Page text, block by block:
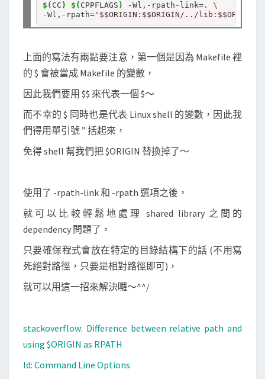
$( CC ) $( CPPFLAGS ) -Wl,-rpath-link=. \
-Wl,-rpath='$$ORIGIN:$$ORIGIN/../
上面的寫法有兩點要注意，第一個是因為 Makefile 裡
的 $ 會被當成 Makefile 的變數，
因此我們要用 $$ 來代表一個 $～
而不幸的 $ 同時也是代表 Linux shell 的變數，因此我
們得用單引號 ” 括起來，
免得 shell 幫我們把 $ORIGIN 替換掉了～
使用了 -rpath-link 和 -rpath 選項之後，
就可以比較輕鬆地處理 shared library 之間的
dependency 問題了，
只要確保程式會放在特定的目錄結構下的話 (不用寫
死絕對路徑，只要是相對路徑即可)，
就可以用這一招來解決囉～^^/
stackoverflow: Difference between relative path and
using $ORIGIN as RPATH
ld: Command Line Options